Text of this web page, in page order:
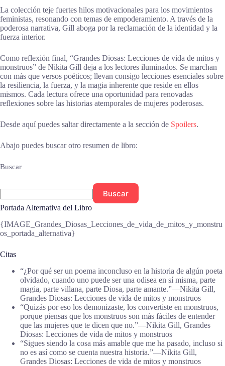
La colección teje fuertes hilos motivacionales para los movimientos
feministas, resonando con temas de empoderamiento. A través de la
poderosa narrativa, Gill aboga por la reclamación de la identidad y la
fuerza interior.
Como reflexión final, “Grandes Diosas: Lecciones de vida de mitos y
monstruos” de Nikita Gill deja a los lectores iluminados. Se marchan
con más que versos poéticos; llevan consigo lecciones esenciales sobre
la resiliencia, la fuerza, y la magia inherente que reside en ellos
mismos. Cada lectura ofrece una oportunidad para renovadas
reflexiones sobre las historias atemporales de mujeres poderosas.
Desde aquí puedes saltar directamente a la sección de Spoilers.
Abajo puedes buscar otro resumen de libro:
Buscar
Buscar
Portada Alternativa del Libro
{IMAGE_Grandes_Diosas_Lecciones_de_vida_de_mitos_y_monstru
os_portada_alternativa}
Citas
“¿Por qué ser un poema inconcluso en la historia de algún poeta
olvidado, cuando uno puede ser una odisea en sí misma, parte
magia, parte villana, parte Diosa, parte amante.”―Nikita Gill,
Grandes Diosas: Lecciones de vida de mitos y monstruos
“Quizás por eso los demonizaste, los convertiste en monstruos,
porque piensas que los monstruos son más fáciles de entender
que las mujeres que te dicen que no.”―Nikita Gill, Grandes
Diosas: Lecciones de vida de mitos y monstruos
“Sigues siendo la cosa más amable que me ha pasado, incluso si
no es así como se cuenta nuestra historia.”―Nikita Gill,
Grandes Diosas: Lecciones de vida de mitos y monstruos